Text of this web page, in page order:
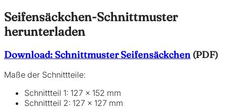
Seifensäckchen-Schnittmuster
herunterladen
Download: Schnittmuster Seifensäckchen (PDF)
Maße der Schnittteile:
Schnittteil 1: 127 x 152 mm
Schnittteil 2: 127 x 127 mm